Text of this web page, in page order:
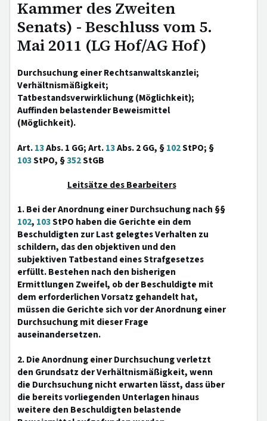
Kammer des Zweiten
Senats) - Beschluss vom 5.
Mai 2011 (LG Hof/AG Hof)
Durchsuchung einer Rechtsanwaltskanzlei;
Verhältnismäßigkeit;
Tatbestandsverwirklichung (Möglichkeit);
Auffinden belastender Beweismittel
(Möglichkeit).
Art.13Abs. 1 GG; Art.13Abs. 2 GG, §102StPO; §
103StPO, §352StGB
Leitsätze des Bearbeiters
1. Bei der Anordnung einer Durchsuchung nach §§
102, 103StPO haben die Gerichte ein dem
Beschuldigten zur Last gelegtes Verhalten zu
schildern, das den objektiven und den
subjektiven Tatbestand eines Strafgesetzes
erfüllt. Bestehen nach den bisherigen
Ermittlungen Zweifel, ob der Beschuldigte mit
dem erforderlichen Vorsatz gehandelt hat,
müssen die Gerichte sich vor der Anordnung einer
Durchsuchung mit dieser Frage
auseinandersetzen.
2. Die Anordnung einer Durchsuchung verletzt
den Grundsatz der Verhältnismäßigkeit, wenn
die Durchsuchung nicht erwarten lässt, dass über
die bereits vorliegenden Unterlagen hinaus
weitere den Beschuldigten belastende